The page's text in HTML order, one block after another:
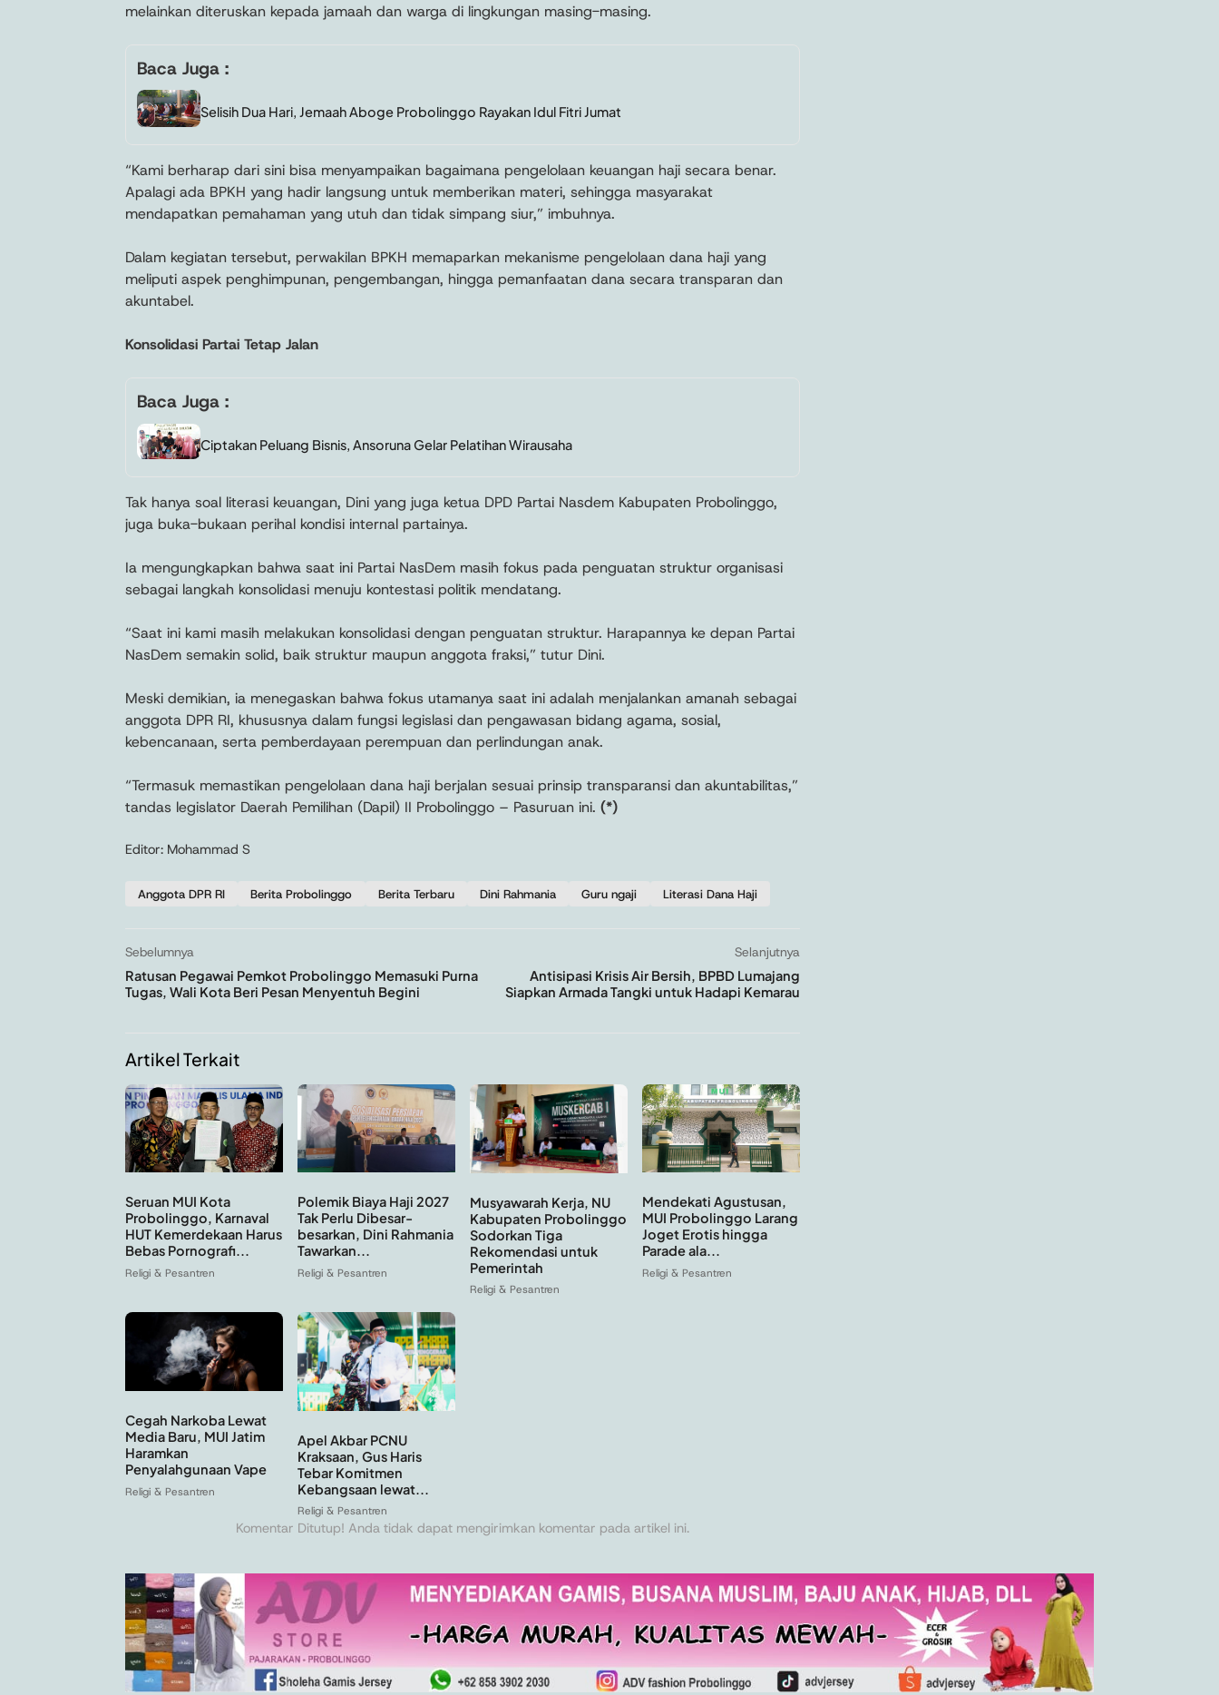
melainkan diteruskan kepada jamaah dan warga di lingkungan masing-masing.
Baca Juga :
Selisih Dua Hari, Jemaah Aboge Probolinggo Rayakan Idul Fitri Jumat
“Kami berharap dari sini bisa menyampaikan bagaimana pengelolaan keuangan haji secara benar.
Apalagi ada BPKH yang hadir langsung untuk memberikan materi, sehingga masyarakat
mendapatkan pemahaman yang utuh dan tidak simpang siur,” imbuhnya.
Dalam kegiatan tersebut, perwakilan BPKH memaparkan mekanisme pengelolaan dana haji yang
meliputi aspek penghimpunan, pengembangan, hingga pemanfaatan dana secara transparan dan
akuntabel.
Konsolidasi Partai Tetap Jalan
Baca Juga :
Ciptakan Peluang Bisnis, Ansoruna Gelar Pelatihan Wirausaha
Tak hanya soal literasi keuangan, Dini yang juga ketua DPD Partai Nasdem Kabupaten Probolinggo,
juga buka-bukaan perihal kondisi internal partainya.
Ia mengungkapkan bahwa saat ini Partai NasDem masih fokus pada penguatan struktur organisasi
sebagai langkah konsolidasi menuju kontestasi politik mendatang.
“Saat ini kami masih melakukan konsolidasi dengan penguatan struktur. Harapannya ke depan Partai
NasDem semakin solid, baik struktur maupun anggota fraksi,” tutur Dini.
Meski demikian, ia menegaskan bahwa fokus utamanya saat ini adalah menjalankan amanah sebagai
anggota DPR RI, khususnya dalam fungsi legislasi dan pengawasan bidang agama, sosial,
kebencanaan, serta pemberdayaan perempuan dan perlindungan anak.
“Termasuk memastikan pengelolaan dana haji berjalan sesuai prinsip transparansi dan akuntabilitas,”
tandas legislator Daerah Pemilihan (Dapil) II Probolinggo – Pasuruan ini. (*)
Editor: Mohammad S
Anggota DPR RI Berita Probolinggo Berita Terbaru Dini Rahmania Guru ngaji Literasi Dana Haji
Sebelumnya
Ratusan Pegawai Pemkot Probolinggo Memasuki Purna
Tugas, Wali Kota Beri Pesan Menyentuh Begini
Selanjutnya
Antisipasi Krisis Air Bersih, BPBD Lumajang
Siapkan Armada Tangki untuk Hadapi Kemarau
Artikel Terkait
Seruan MUI Kota
Probolinggo, Karnaval
HUT Kemerdekaan Harus
Bebas Pornografi...
Religi & Pesantren
Polemik Biaya Haji 2027
Tak Perlu Dibesar-
besarkan, Dini Rahmania
Tawarkan...
Religi & Pesantren
Musyawarah Kerja, NU
Kabupaten Probolinggo
Sodorkan Tiga
Rekomendasi untuk
Pemerintah
Religi & Pesantren
Mendekati Agustusan,
MUI Probolinggo Larang
Joget Erotis hingga
Parade ala...
Religi & Pesantren
Cegah Narkoba Lewat
Media Baru, MUI Jatim
Haramkan
Penyalahgunaan Vape
Religi & Pesantren
Apel Akbar PCNU
Kraksaan, Gus Haris
Tebar Komitmen
Kebangsaan lewat...
Religi & Pesantren
Komentar Ditutup! Anda tidak dapat mengirimkan komentar pada artikel ini.